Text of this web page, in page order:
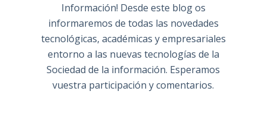
Información! Desde este blog os
informaremos de todas las novedades
tecnológicas, académicas y empresariales
entorno a las nuevas tecnologías de la
Sociedad de la información. Esperamos
vuestra participación y comentarios.